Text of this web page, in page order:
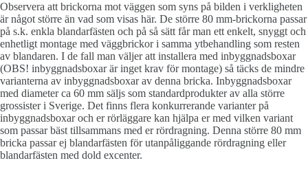
Observera att brickorna mot väggen som syns på bilden i verkligheten
är något större än vad som visas här. De större 80 mm-brickorna passar
på s.k. enkla blandarfästen och på så sätt får man ett enkelt, snyggt och
enhetligt montage med väggbrickor i samma ytbehandling som resten
av blandaren. I de fall man väljer att installera med inbyggnadsboxar
(OBS! inbyggnadsboxar är inget krav för montage) så täcks de mindre
varianterna av inbyggnadsboxar av denna bricka. Inbyggnadsboxar
med diameter ca 60 mm säljs som standardprodukter av alla större
grossister i Sverige. Det finns flera konkurrerande varianter på
inbyggnadsboxar och er rörläggare kan hjälpa er med vilken variant
som passar bäst tillsammans med er rördragning. Denna större 80 mm
bricka passar ej blandarfästen för utanpåliggande rördragning eller
blandarfästen med dold excenter.